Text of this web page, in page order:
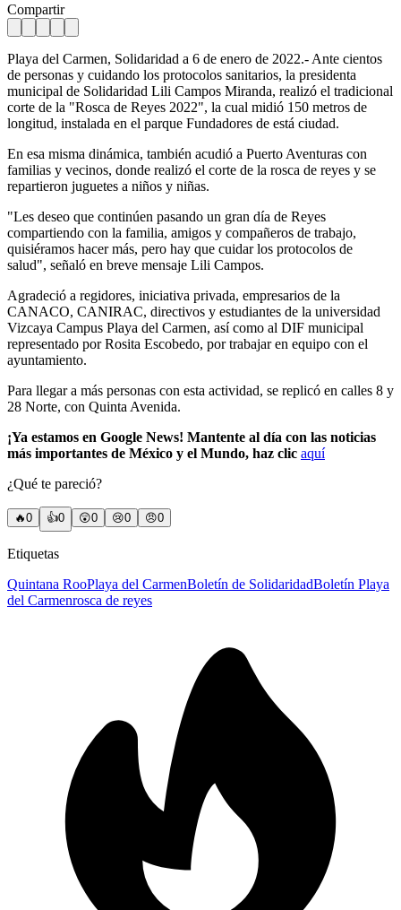
Compartir
Playa del Carmen, Solidaridad a 6 de enero de 2022.- Ante cientos
de personas y cuidando los protocolos sanitarios, la presidenta
municipal de Solidaridad Lili Campos Miranda, realizó el tradicional
corte de la "Rosca de Reyes 2022", la cual midió 150 metros de
longitud, instalada en el parque Fundadores de está ciudad.
En esa misma dinámica, también acudió a Puerto Aventuras con
familias y vecinos, donde realizó el corte de la rosca de reyes y se
repartieron juguetes a niños y niñas.
"Les deseo que continúen pasando un gran día de Reyes
compartiendo con la familia, amigos y compañeros de trabajo,
quisiéramos hacer más, pero hay que cuidar los protocolos de
salud", señaló en breve mensaje Lili Campos.
Agradeció a regidores, iniciativa privada, empresarios de la
CANACO, CANIRAC, directivos y estudiantes de la universidad
Vizcaya Campus Playa del Carmen, así como al DIF municipal
representado por Rosita Escobedo, por trabajar en equipo con el
ayuntamiento.
Para llegar a más personas con esta actividad, se replicó en calles 8 y
28 Norte, con Quinta Avenida.
¡Ya estamos en Google News! Mantente al día con las noticias
más importantes de México y el Mundo, haz clic aquí
¿Qué te pareció?
🔥0 👍0 😲0 😢0 😠0
Etiquetas
Quintana RooPlaya del CarmenBoletín de SolidaridadBoletín Playa
del Carmenrosca de reyes